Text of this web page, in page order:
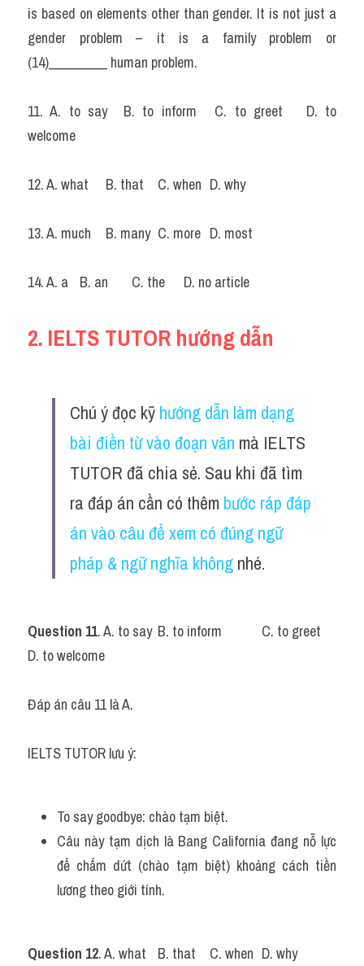
is based on elements other than gender. It is not just a
gender problem – it is a family problem or
(14)_________ human problem.
11. A. to say	B. to inform	C. to greet	D. to
welcome
12. A. what	B. that	C. when	D. why
13. A. much	B. many	C. more	D. most
14. A. a	B. an	C. the	D. no article
2. IELTS TUTOR hướng dẫn
Chú ý đọc kỹ hướng dẫn làm dạng
bài điền từ vào đoạn văn mà IELTS
TUTOR đã chia sẻ. Sau khi đã tìm
ra đáp án cần có thêm bước ráp đáp
án vào câu để xem có đúng ngữ
pháp & ngữ nghĩa không nhé.
Question 11. A. to say	B. to inform		C. to greet
D. to welcome
Đáp án câu 11 là A.
IELTS TUTOR lưu ý:
To say goodbye: chào tạm biệt.
Câu này tạm dịch là Bang California đang nỗ lực
để chấm dứt (chào tạm biệt) khoảng cách tiền
lương theo giới tính.
Question 12 . A. what	B. that	C. when	D. why